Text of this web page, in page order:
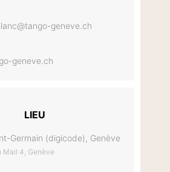
geneve.ch
geneve.ch
LIEU
Germain (digicode), Genève
Mail 4, Genève